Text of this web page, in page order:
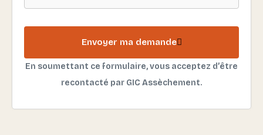
Envoyer ma demande
En soumettant ce formulaire, vous acceptez d’être
recontacté par GIC Assèchement.